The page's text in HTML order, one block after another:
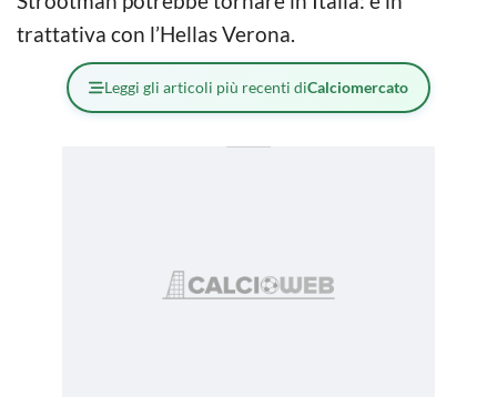
trattativa con l’Hellas Verona.
Leggi gli articoli più recenti diCalciomercato